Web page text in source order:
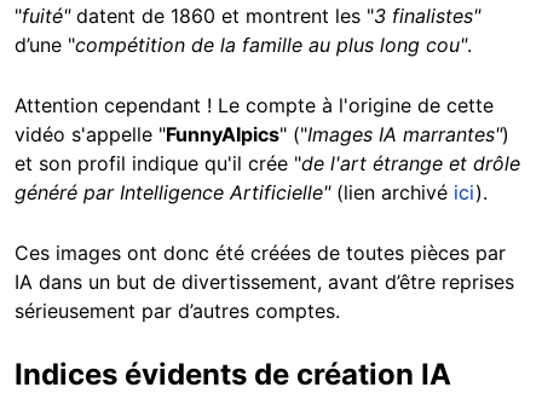
"fuité"datent de 1860 et montrent les "3 finalistes"
d’une "compétition de la famille au plus long cou".
Attention cependant ! Le compte à l'origine de cette
vidéo s'appelle "FunnyAIpics" ("Images IA marrantes")
et son profil indique qu'il crée "de l'art étrange et drôle
généré par Intelligence Artificielle"(lien archivé ici).
Ces images ont donc été créées de toutes pièces par
IA dans un but de divertissement, avant d’être reprises
sérieusement par d’autres comptes.
Indices évidents de création IA